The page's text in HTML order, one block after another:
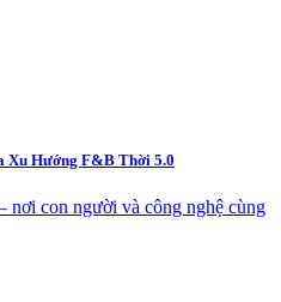
Xu Hướng F&B Thời 5.0
nơi con người và công nghệ cùng